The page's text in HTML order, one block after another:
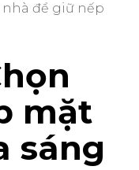
nhà để giữ nếp
mặt
sáng